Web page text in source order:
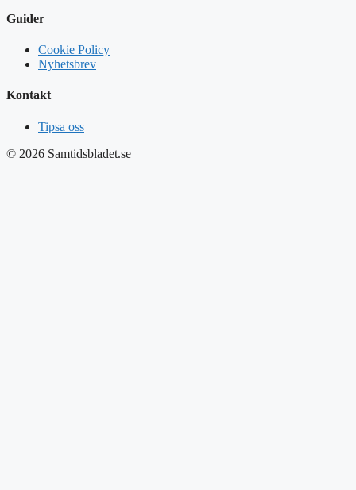
Guider
Cookie Policy
Nyhetsbrev
Kontakt
Tipsa oss
© 2026 Samtidsbladet.se